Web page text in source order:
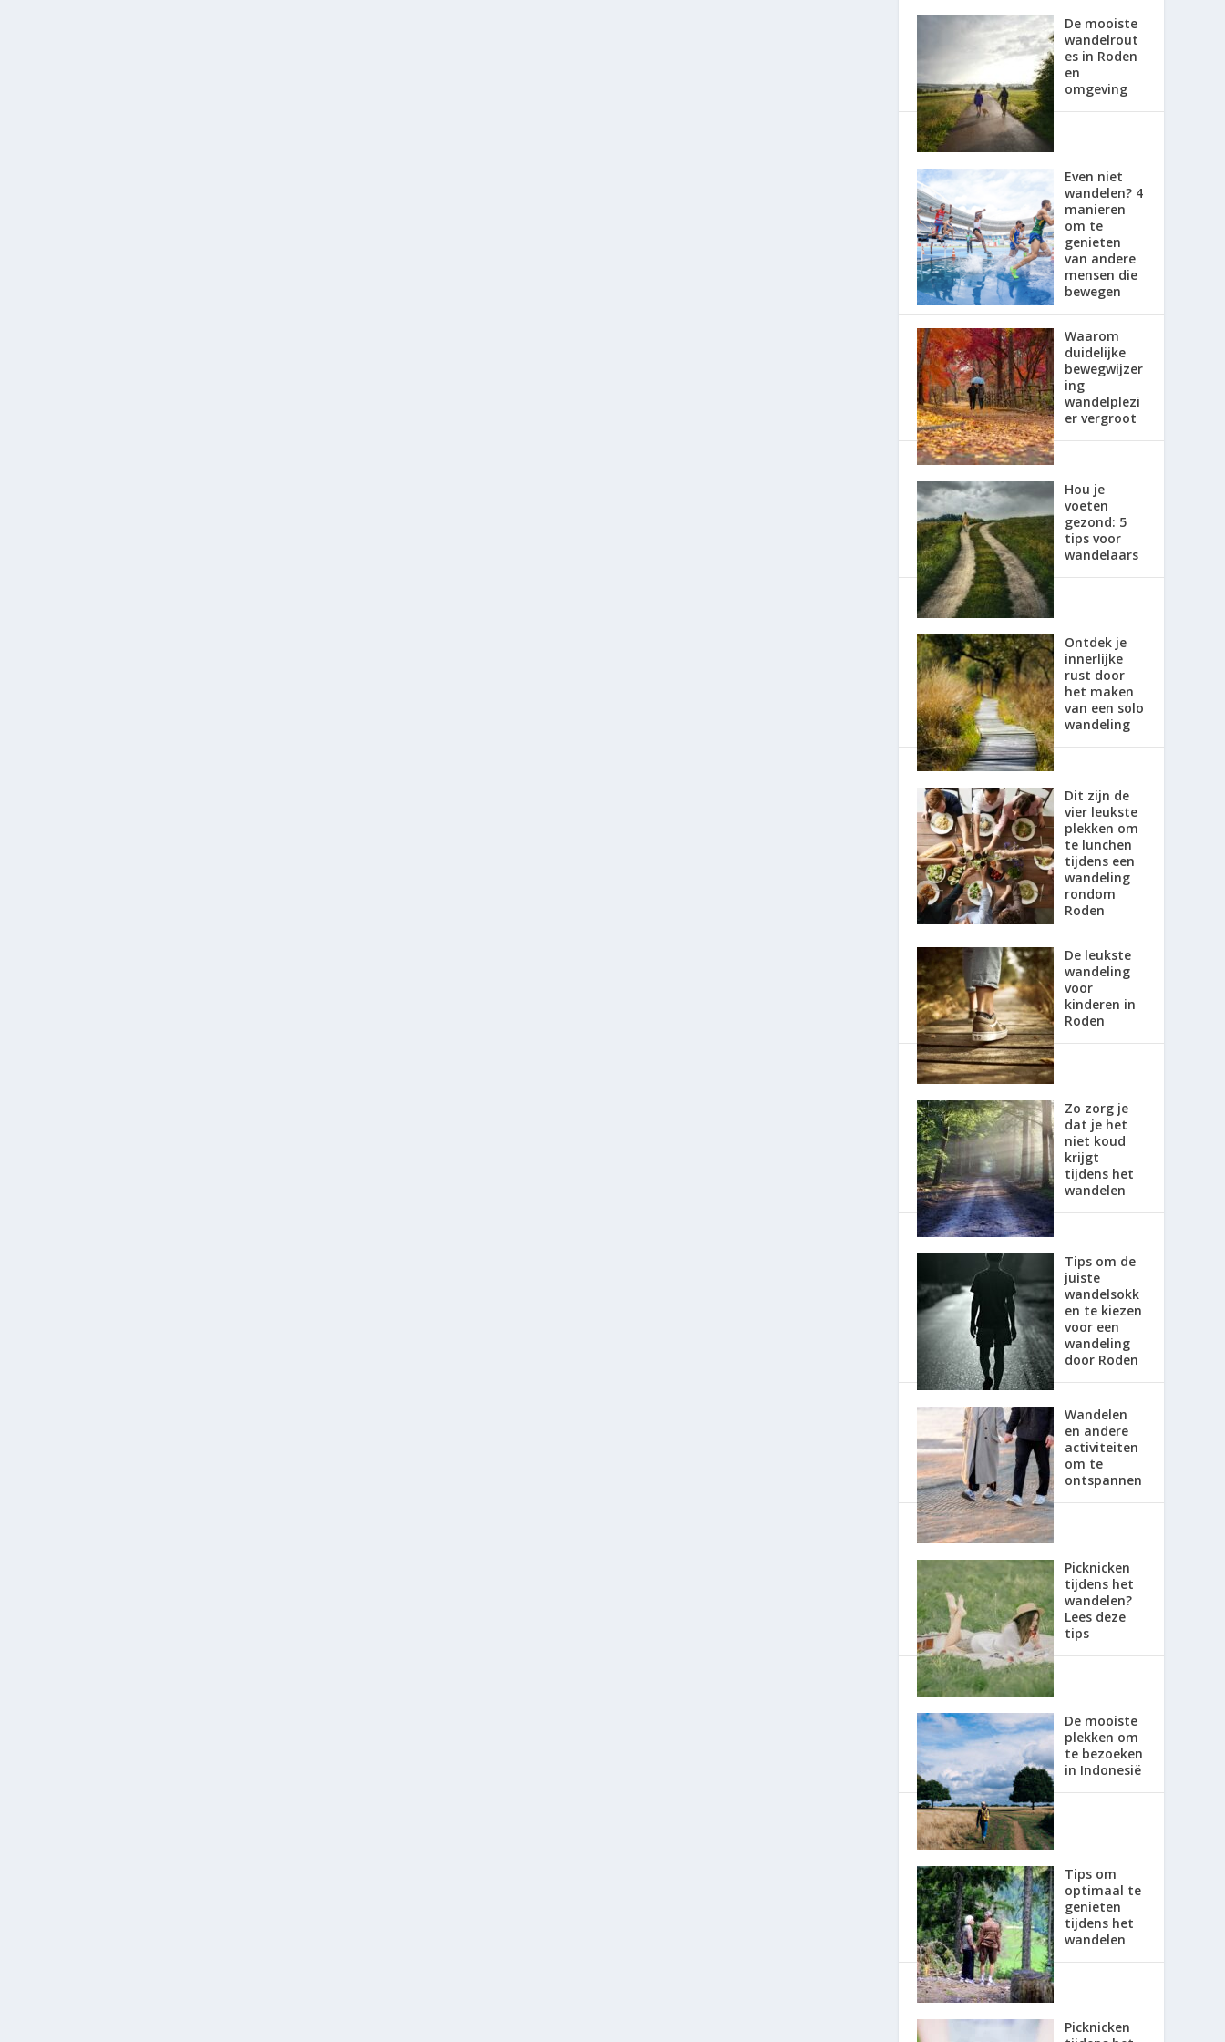
De mooiste
wandelrout
es in Roden
en
omgeving
Even niet
wandelen? 4
manieren
om te
genieten
van andere
mensen die
bewegen
Waarom
duidelijke
bewegwijzer
ing
wandelplezi
er vergroot
Hou je
voeten
gezond: 5
tips voor
wandelaars
Ontdek je
innerlijke
rust door
het maken
van een solo
wandeling
Dit zijn de
vier leukste
plekken om
te lunchen
tijdens een
wandeling
rondom
Roden
De leukste
wandeling
voor
kinderen in
Roden
Zo zorg je
dat je het
niet koud
krijgt
tijdens het
wandelen
Tips om de
juiste
wandelsokk
en te kiezen
voor een
wandeling
door Roden
Wandelen
en andere
activiteiten
om te
ontspannen
Picknicken
tijdens het
wandelen?
Lees deze
tips
De mooiste
plekken om
te bezoeken
in Indonesië
Tips om
optimaal te
genieten
tijdens het
wandelen
Picknicken